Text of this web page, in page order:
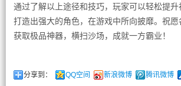
通过了解以上途径和技巧，玩家可以轻松提升
打造出强大的角色，在游戏中所向披靡。祝愿
获取极品神器，横扫沙场，成就一方霸业！
分享到： QQ空间 新浪微博 腾讯微博